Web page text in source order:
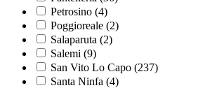
Petrosino (4)
Poggioreale (2)
Salaparuta (2)
Salemi (9)
San Vito Lo Capo (237)
Santa Ninfa (4)